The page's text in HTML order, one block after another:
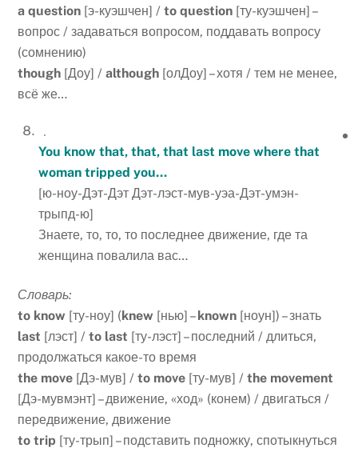
a question [э-куэшчен] /to question [ту-куэшчен] –
вопрос / задаваться вопросом, поддавать вопросу
(сомнению)
though [Доу] /although [олДоу] – хотя / тем не менее,
всё же…
You know that, that, that last move where that
woman tripped you…
[ю-ноу-Дэт-Дэт Дэт-лэст-мув-уэа-Дэт-умэн-
трыпд-ю]
Знаете, то, то, то последнее движение, где та
женщина повалила вас…
Словарь:
to know [ту-ноу] (knew [нью] –known [ноун]) – знать
last [лэст] /to last [ту-лэст] – последний / длиться,
продолжаться какое-то время
the move [Дэ-мув] /to move [ту-мув] /the movement
[Дэ-мувмэнт] – движение, «ход» (конем) / двигаться /
передвижение, движение
to trip [ту-трып] – подставить подножку, спотыкнуться